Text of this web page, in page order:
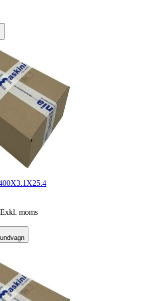
Exkl. moms